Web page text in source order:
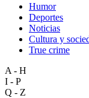
Humor
Deportes
Noticias
Cultura y
True crime
A - H
I - P
Q - Z